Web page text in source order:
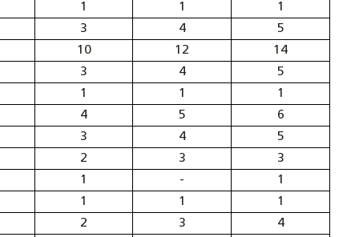
1 1
1
3 4
5
10 12
14
3 4
5
1 1
1
4 5
6
3 4
5
2 3
3
1 -
1
1 1
1
2 3
4